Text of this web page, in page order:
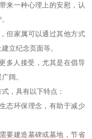
来一种心理上的安慰，认
但家属可以通过其他方式
立纪念页面等。
多人接受，尤其是在倡导
阔。
，具有以下特点：
态环保理念，有助于减少
要建造墓碑或墓地，节省